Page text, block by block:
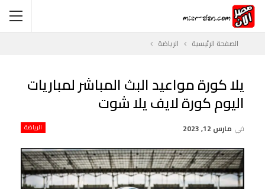
الصفحة الرئيسية الرياضة
يلا كورة مواعيد البث المباشر لمباريات
اليوم كورة لايف يلا شوت
الرياضة في مارس 12, 2023